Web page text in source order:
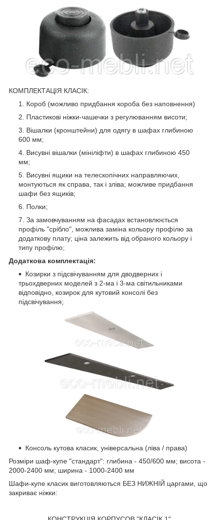
КОМПЛЕКТАЦІЯ КЛАСІК:
Короб (можливо придбання короба без наповнення)
Пластикові ніжки-чашечки з регулюванням висоти;
Вішалки (кронштейни) для одягу в шафах глибиною
600 мм;
Висувні вішалки (мініліфти) в шафах глибиною 450
мм;
Висувні ящики на телескопічних направляючих,
монтуються як справа, так і зліва; можливе придбання
шафи без ящиків;
Полки;
За замовчуванням на фасадах встановлюється
профіль "срібло", можлива заміна кольору профілю за
додаткову плату; ціна залежить від обраного кольору і
типу профілю;
Додаткова комплектація:
Козирки з підсвічуванням для дводверних і
трьохдверних моделей з 2-ма і 3-ма світильниками
відповідно, козирок для кутовий консолі без
підсвічування;
Консоль кутова класик, універсальна (ліва / права)
Розміри шаф-купе "стандарт": глибина - 450/600 мм; висота -
2000-2400 мм; ширина - 1000-2400 мм
Шафи-купе класик виготовляються БЕЗ НИЖНІЙ царгами, що
закриває ніжки: